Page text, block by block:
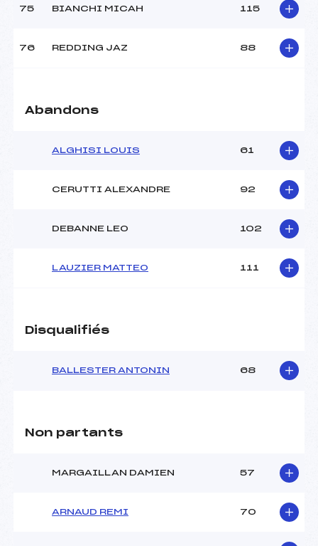
75 BIANCHI MICAH 115
76 REDDING JAZ 88
Abandons
ALGHISI LOUIS 61
CERUTTI ALEXANDRE 92
DEBANNE LEO 102
LAUZIER MATTEO 111
Disqualifiés
BALLESTER ANTONIN 68
Non partants
MARGAILLAN DAMIEN 57
ARNAUD REMI 70